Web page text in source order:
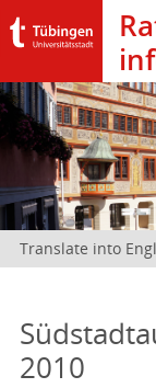
Translate into
2010